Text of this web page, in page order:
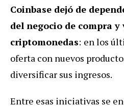
Coinbase dejó de
del negocio de compra y
criptomonedas: en los
oferta con nuevos
diversificar sus ingresos.
Entre esas iniciativas se